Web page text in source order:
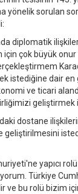
yönelik sorulan
diplomatik
çok büyük onur
istediğine dair
ve ticari
geliştirmek
dostane
geliştirilmesini
yapıcı
Türkiye
ve bu rolü bizim